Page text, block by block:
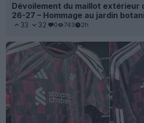
Dévoilement du maillot extérieur
26-27 – Hommage au jardin
33 32 0 743 2h